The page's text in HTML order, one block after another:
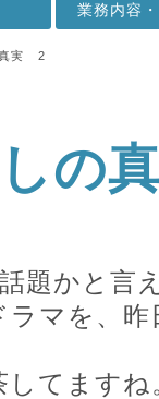
業務内容
真実 2
しの
題かと言
マを、
してますね